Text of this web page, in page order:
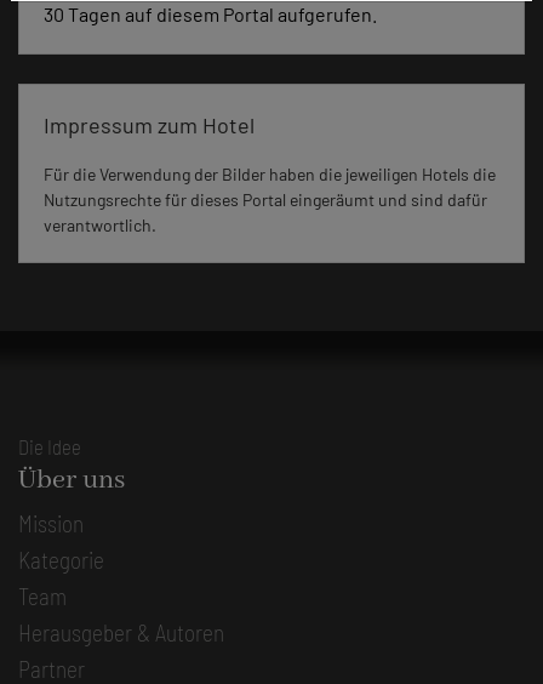
30 Tagen auf diesem Portal aufgerufen.
Impressum zum Hotel
Für die Verwendung der Bilder haben die jeweiligen Hotels die
Nutzungsrechte für dieses Portal eingeräumt und sind dafür
verantwortlich.
Die Idee
Über uns
Mission
Kategorie
Team
Herausgeber & Autoren
Partner